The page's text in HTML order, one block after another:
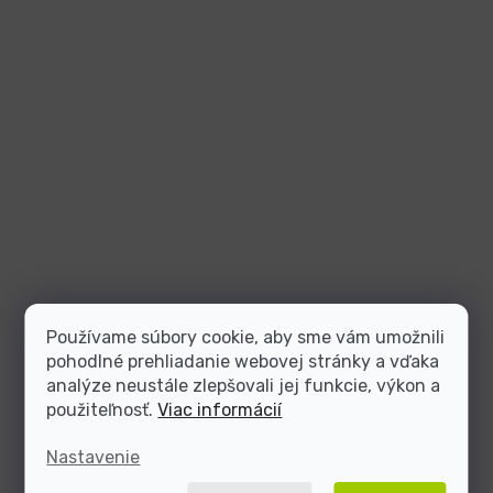
Používame súbory cookie, aby sme vám umožnili
pohodlné prehliadanie webovej stránky a vďaka
analýze neustále zlepšovali jej funkcie, výkon a
použiteľnosť.Viac informácií
Nastavenie